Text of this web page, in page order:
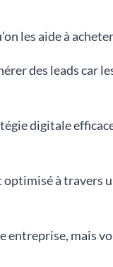
les aide à
des leads car
digitale
optimisé à travers
entreprise, mais